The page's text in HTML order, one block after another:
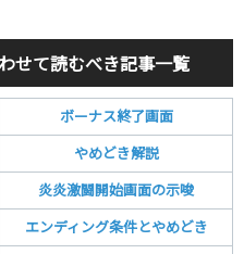
せて読むべき記事一覧
ボーナス終了画面
やめどき解説
炎炎激闘開始画面の示唆
エンディング条件とやめどき